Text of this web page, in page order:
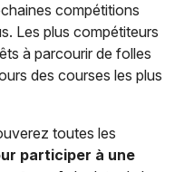
compétitions
Les plus compétiteurs
à parcourir de folles
des courses les plus
toutes les
participer à une